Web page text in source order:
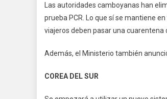
Las autoridades camboyanas han
prueba PCR. Lo que sí se mantiene
viajeros deben pasar una cuarentena
Además, el Ministerio también
COREA DEL SUR